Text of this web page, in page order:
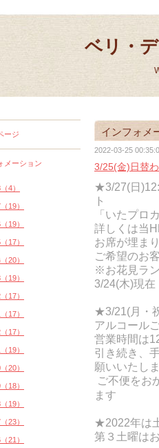
ベリ・
インフォメ
2022-03-25
3/25(金)日替
★3/27(日
ト
「いたプロ
詳しくは当
お席が埋ま
ご希望のお
※お花見ラ
3/24(木)現在
★3/21(月・
アルコール
営業時間は
引き続き、
願いいたし
ご不便をお
ます
★2022年は
第３土曜は
ージ
メーション
4）
19）
19）
17）
20）
19）
17）
17）
17）
19）
20）
18）
19）
23）
21）